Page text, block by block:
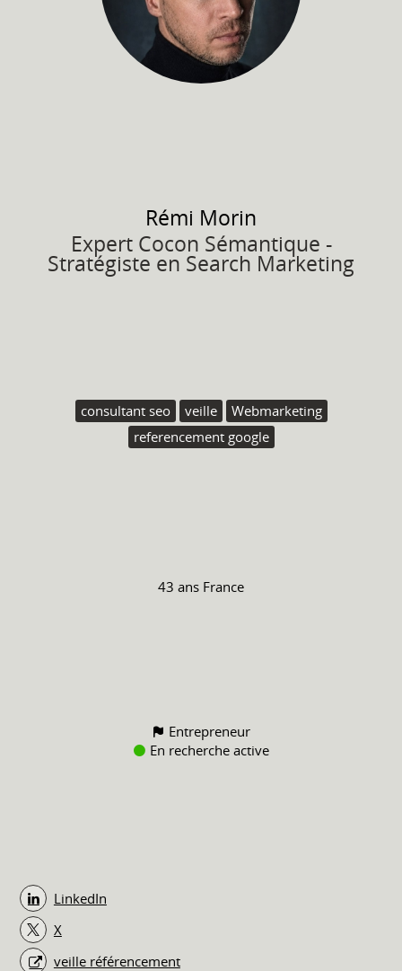
Rémi Morin
Expert Cocon Sémantique -
Stratégiste en Search Marketing
consultant seo veille
Webmarketing
referencement google
43 ans France
Entrepreneur
En recherche active
LinkedIn
X
veille référencement